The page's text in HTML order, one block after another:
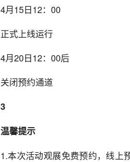
4月15日12：00
正式上线运行
4月20日12：00后
关闭预约通道
3
温馨提示
1.本次活动观展免费预约，线上